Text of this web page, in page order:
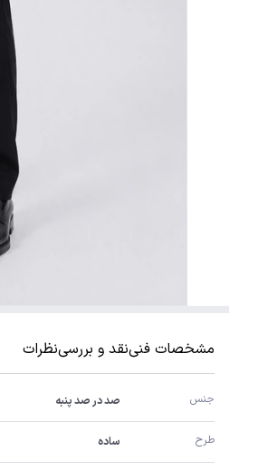
مشخصات فنینقد و بررسینظرات
جنس صد در صد پنبه
طرح ساده